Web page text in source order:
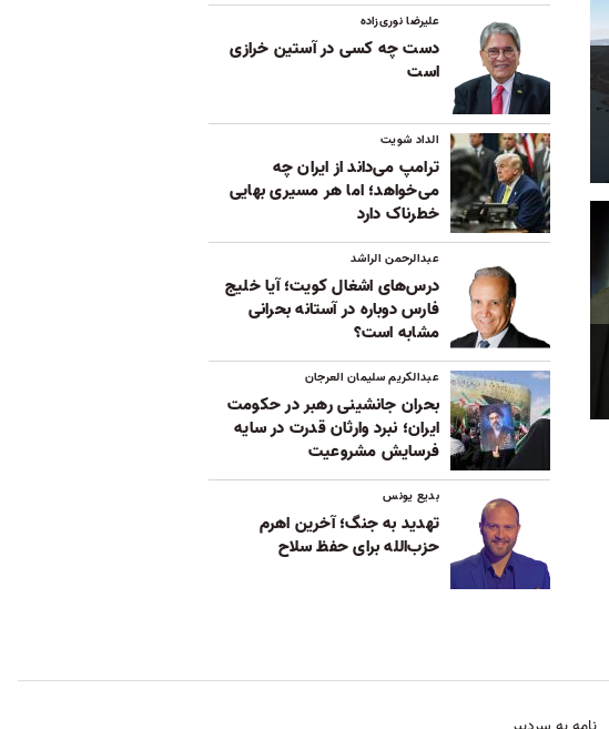
علیرضا نوری‌زاده
دست چه کسی در آستین خرازی
است
الداد شویت
ترامپ می‌داند از ایران چه
می‌خواهد؛ اما هر مسیری بهایی
خطرناک دارد
عبدالرحمن الراشد
درس‌های اشغال کویت؛ آیا خلیج
فارس دوباره در آستانه بحرانی
مشابه است؟
عبدالکریم سلیمان العرجان
بحران جانشینی رهبر در حکومت
ایران؛ نبرد وارثان قدرت در سایه
فرسایش مشروعیت
بدیع یونس
تهدید به جنگ؛ آخرین اهرم
حزب‌الله برای حفظ سلاح